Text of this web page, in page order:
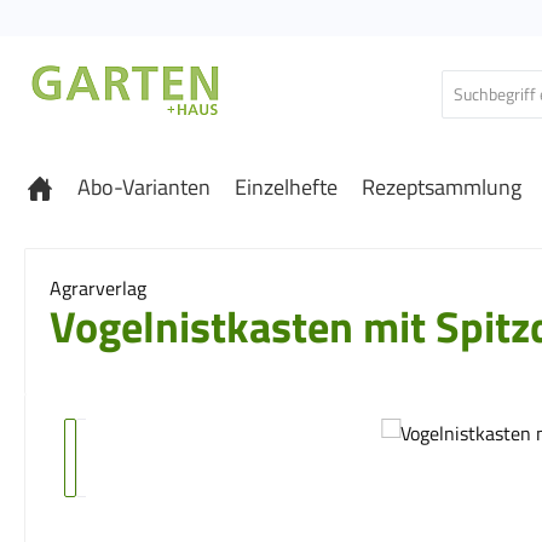
Abo-Varianten Einzelhefte Rezeptsammlung
Agrarverlag
Vogelnistkasten mit